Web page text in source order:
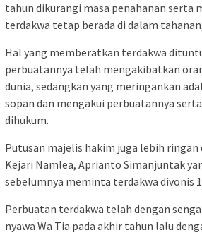
tahun dikurangi masa penahanan serta
terdakwa tetap berada di dalam
Hal yang memberatkan terdakwa
perbuatannya telah mengakibatkan
dunia, sedangkan yang meringankan
sopan dan mengakui perbuatannya
dihukum.
Putusan majelis hakim juga lebih
Kejari Namlea, Aprianto Simanjuntak
sebelumnya meminta terdakwa divonis
Perbuatan terdakwa telah dengan
nyawa Wa Tia pada akhir tahun lalu